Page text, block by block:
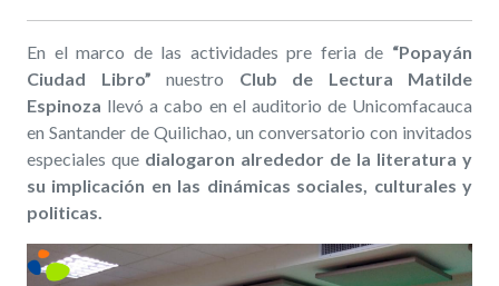
En elmarco de las actividades pre feria de “Popayán
Ciudad Libro” nuestro Club de Lectura Matilde
Espinoza llevó a cabo en el auditorio de Unicomfacauca
en Santander de Quilichao, un conversatorio con invitados
especiales que dialogaron alrededor de la literatura y
su implicación en las dinámicas sociales, culturales y
politicas.